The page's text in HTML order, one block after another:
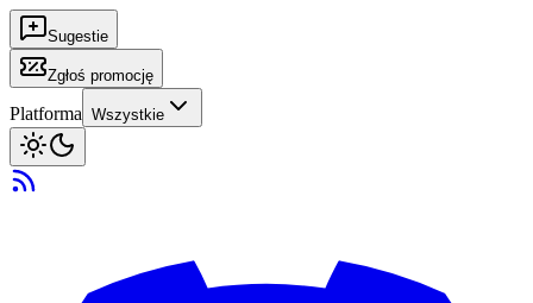
Sugestie
Zgłoś promocję
Platforma Wszystkie